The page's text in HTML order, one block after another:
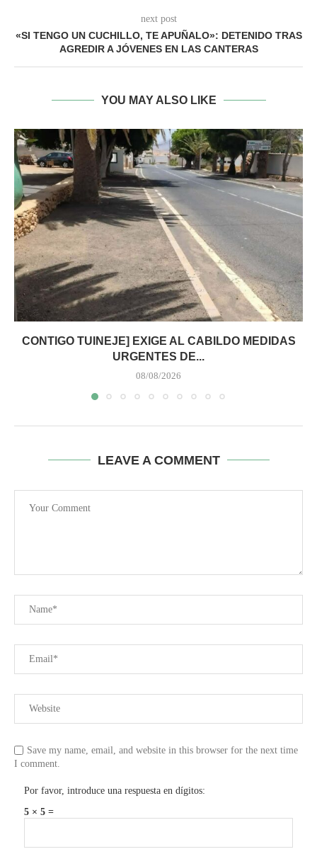
next post
«SI TENGO UN CUCHILLO, TE APUÑALO»: DETENIDO TRAS
AGREDIR A JÓVENES EN LAS CANTERAS
YOU MAY ALSO LIKE
CONTIGO TUINEJE] EXIGE AL CABILDO MEDIDAS
URGENTES DE...
08/08/2026
LEAVE A COMMENT
Save my name, email, and website in this browser for the next time
I comment.
Por favor, introduce una respuesta en dígitos:
5 × 5 =